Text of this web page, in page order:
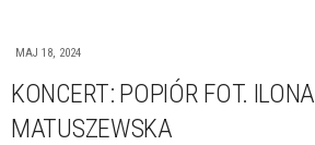
MAJ 18, 2024
KONCERT: POPIÓR FOT. ILONA
MATUSZEWSKA